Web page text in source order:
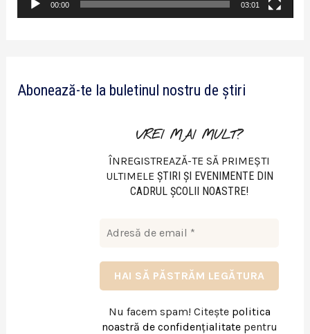
o
00:00 03:01
Abonează-te la buletinul nostru de știri
VREI MAI MULT?
ÎNREGISTREAZĂ-TE SĂ PRIMEȘTI
ULTIMELE ŞTIRI ŞI EVENIMENTE DIN
CADRUL ŞCOLII NOASTRE!
Nu facem spam! Citește politica
noastră de confidențialitatepentru